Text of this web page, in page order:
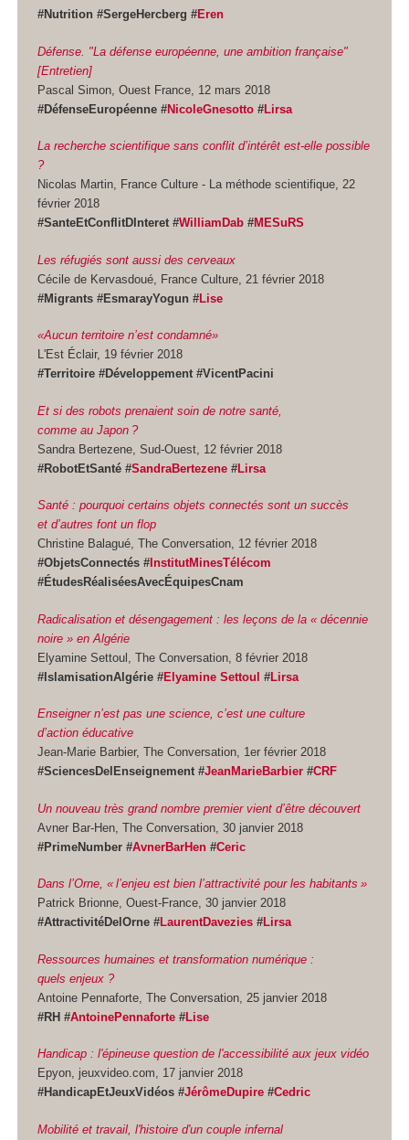
#Nutrition #SergeHercberg #Eren
Défense. "La défense européenne, une ambition française"
[Entretien]
Pascal Simon, Ouest France, 12 mars 2018
#DéfenseEuropéenne #NicoleGnesotto # Lirsa
La recherche scientifique sans conflit d’intérêt est-elle possible
?
Nicolas Martin, France Culture - La méthode scientifique, 22
février 2018
#SanteEtConflitDInteret #WilliamDab #MESuRS
Les réfugiés sont aussi des cerveaux
Cécile de Kervasdoué, France Culture, 21 février 2018
#Migrants #EsmarayYogun # Lise
«Aucun territoire n’est condamné»
L'Est Éclair, 19 février 2018
#Territoire #Développement #VicentPacini
Et si des robots prenaient soin de notre santé,
comme au Japon ?
Sandra Bertezene, Sud-Ouest, 12 février 2018
#RobotEtSanté #SandraBertezene # Lirsa
Santé : pourquoi certains objets connectés sont un succès
et d’autres font un flop
Christine Balagué, The Conversation, 12 février 2018
#ObjetsConnectés # InstitutMinesTélécom
#ÉtudesRéaliséesAvecÉquipesCnam
Radicalisation et désengagement : les leçons de la « décennie
noire » en Algérie
Elyamine Settoul, The Conversation, 8 février 2018
#IslamisationAlgérie #Elyamine Settoul # Lirsa
Enseigner n’est pas une science, c’est une culture
d’action éducative
Jean-Marie Barbier, The Conversation, 1er février 2018
#SciencesDelEnseignement #JeanMarieBarbier #CRF
Un nouveau très grand nombre premier vient d’être découvert
Avner Bar-Hen, The Conversation, 30 janvier 2018
#PrimeNumber #AvnerBarHen #Ceric
Dans l’Orne, « l’enjeu est bien l’attractivité pour les habitants »
Patrick Brionne, Ouest-France, 30 janvier 2018
#AttractivitéDelOrne #LaurentDavezies #Lirsa
Ressources humaines et transformation numérique :
quels enjeux ?
Antoine Pennaforte, The Conversation, 25 janvier 2018
#RH #AntoinePennaforte # Lise
Handicap : l'épineuse question de l'accessibilité aux jeux vidéo
Epyon, jeuxvideo.com, 17 janvier 2018
#HandicapEtJeuxVidéos #JérômeDupire #Cedric
Mobilité et travail, l'histoire d'un couple infernal